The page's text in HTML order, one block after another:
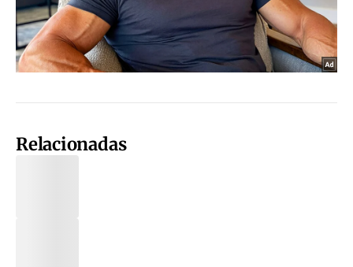
Relacionadas